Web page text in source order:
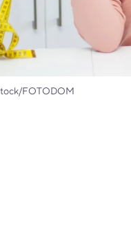
FOTODOM